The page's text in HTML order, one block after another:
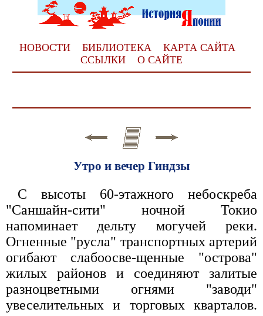
НОВОСТИ БИБЛИОТЕКА
КАРТА САЙТА
ССЫЛКИ
О САЙТЕ
Утро и вечер Гиндзы
С высоты 60-этажного небоскреба
"Саншайн-сити" ночной Токио
напоминает дельту могучей реки.
Огненные "русла" транспортных артерий
огибают слабоосве-щенные "острова"
жилых районов и соединяют залитые
разноцветными огнями "заводи"
увеселительных и торговых кварталов.